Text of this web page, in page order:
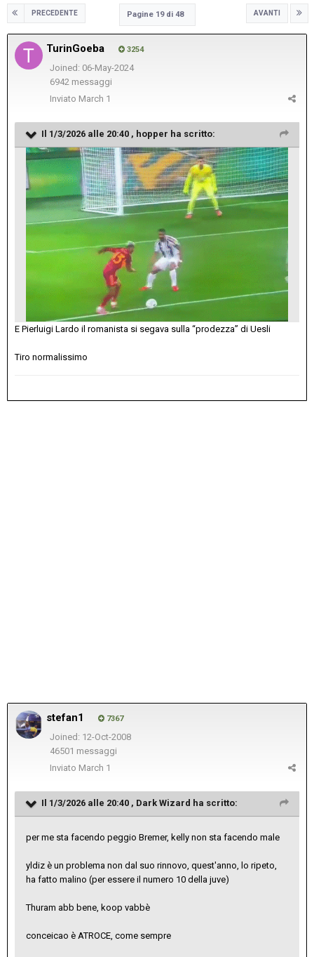
PRECEDENTE AVANTI
Pagine 19 di 48
TurinGoeba 3254
Joined: 06-May-2024
6942 messaggi
Inviato March 1
Il 1/3/2026 alle 20:40 , hopper ha scritto:
E Pierluigi Lardo il romanista si segava sulla “prodezza” di Uesli
Tiro normalissimo
stefan1 7367
Joined: 12-Oct-2008
46501 messaggi
Inviato March 1
Il 1/3/2026 alle 20:40 , Dark Wizard ha scritto:
per me sta facendo peggio Bremer, kelly non sta facendo male
yldiz è un problema non dal suo rinnovo, quest'anno, lo ripeto,
ha fatto malino (per essere il numero 10 della juve)
Thuram abb bene, koop vabbè
conceicao è ATROCE, come sempre